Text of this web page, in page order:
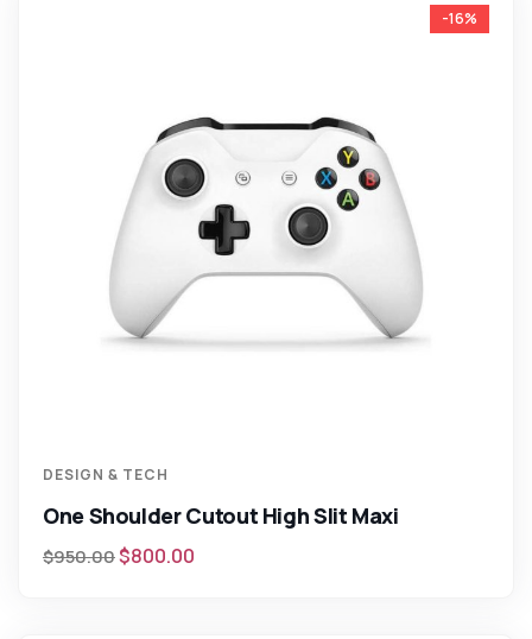
-16%
DESIGN & TECH
One Shoulder Cutout High Slit Maxi
$950.00$800.00